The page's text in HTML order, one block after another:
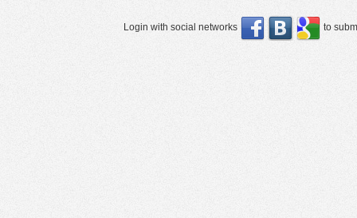
Login with social networks to